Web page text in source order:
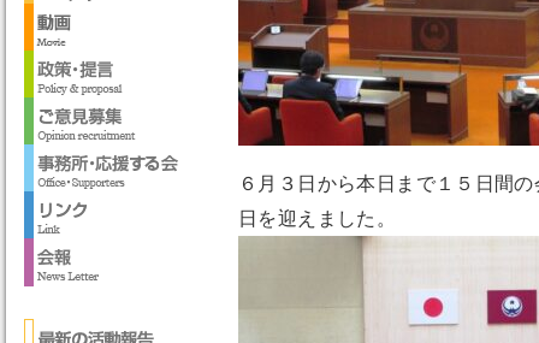
６月３日から本日まで１５日間
日を迎えました。